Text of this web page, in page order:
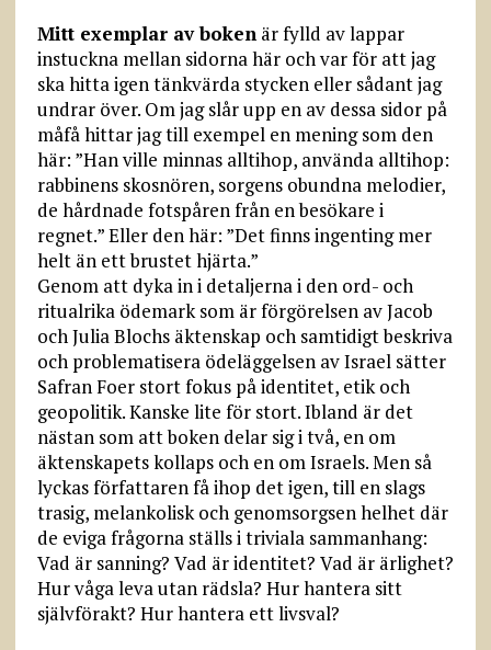
Mitt exemplar av bokenär fylld av lappar
instuckna mellan sidorna här och var för att jag
ska hitta igen tänkvärda stycken eller sådant jag
undrar över. Om jag slår upp en av dessa sidor på
måfå hittar jag till exempel en mening som den
här: ”Han ville minnas alltihop, använda alltihop:
rabbinens skosnören, sorgens obundna melodier,
de hårdnade fotspåren från en besökare i
regnet.” Eller den här: ”Det finns ingenting mer
helt än ett brustet hjärta.”
Genom att dyka in i detaljerna i den ord- och
ritualrika ödemark som är förgörelsen av Jacob
och Julia Blochs äktenskap och samtidigt beskriva
och problematisera ödeläggelsen av Israel sätter
Safran Foer stort fokus på identitet, etik och
geopolitik. Kanske lite för stort. Ibland är det
nästan som att boken delar sig i två, en om
äktenskapets kollaps och en om Israels. Men så
lyckas författaren få ihop det igen, till en slags
trasig, melankolisk och genomsorgsen helhet där
de eviga frågorna ställs i triviala sammanhang:
Vad är sanning? Vad är identitet? Vad är ärlighet?
Hur våga leva utan rädsla? Hur hantera sitt
självförakt? Hur hantera ett livsval?